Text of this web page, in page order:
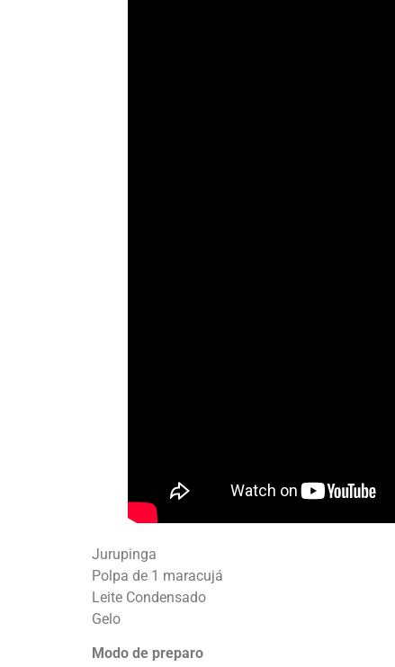
Jurupinga
Polpa de 1 maracujá
Leite Condensado
Gelo
Modo de preparo